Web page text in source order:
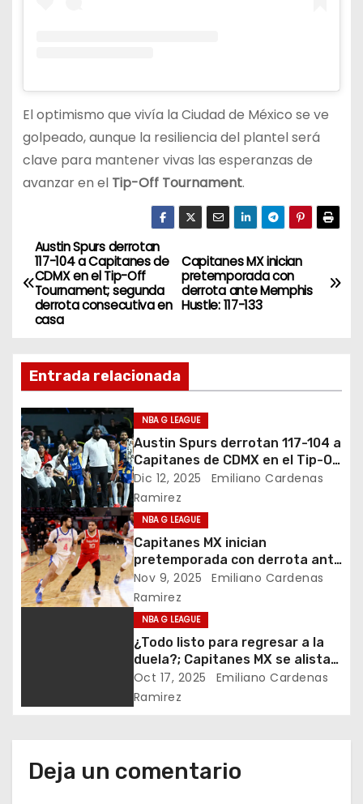
El optimismo que vivía la Ciudad de México se ve
golpeado, aunque la resiliencia del plantel será
clave para mantener vivas las esperanzas de
avanzar en el Tip-Off Tournament.
N
a
v
e
g
a
c
i
ó
n
d
n
r
Capitanes MX inician
pretemporada con
derrota ante Memphis
Hustle: 117-133
Austin Spurs derrotan
117-104 a Capitanes de
CDMX en el Tip-Off
Tournament; segunda
derrota consecutiva en
casa
Entrada relacionada
NBA G LEAGUE
Austin Spurs derrotan 117-104 a
Capitanes de CDMX en el Tip-Off
Tournament; segunda derrota
consecutiva en casa
Dic 12, 2025
Emiliano Cardenas
Ramirez
NBA G LEAGUE
Capitanes MX inician
pretemporada con derrota ante
Memphis Hustle: 117-133
Nov 9, 2025
Emiliano Cardenas
Ramirez
NBA G LEAGUE
¿Todo listo para regresar a la
duela?; Capitanes MX se alista
para el regreso de la NBA G
League
Oct 17, 2025
Emiliano Cardenas
Ramirez
Deja un comentario